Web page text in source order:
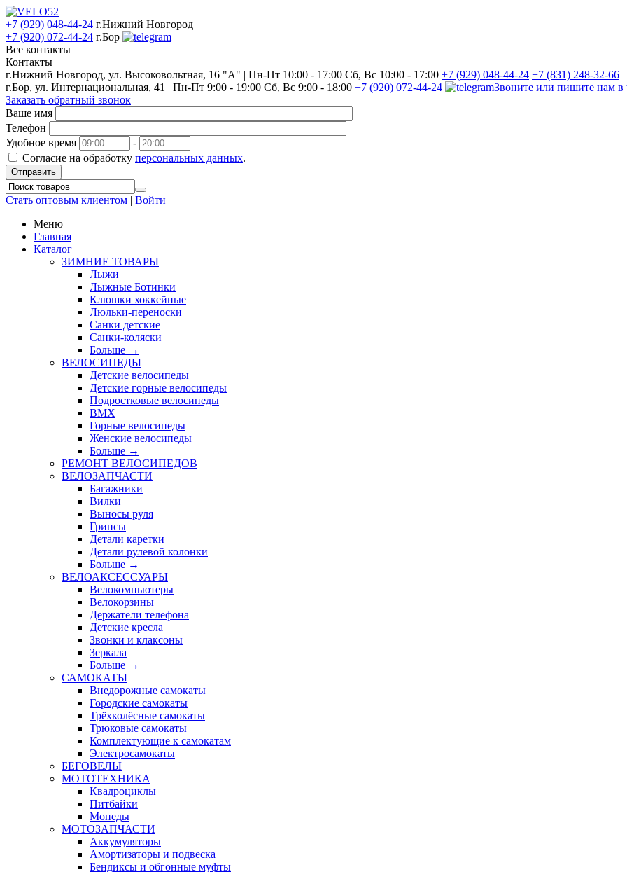
+7 (929) 048-44-24 г.Нижний Новгород
+7 (920) 072-44-24 г.Бор
Все контакты
Контакты
г.Нижний Новгород, ул. Высоковольтная, 16 "А" | Пн-Пт 10:00 - 17:00 Сб, Вс 10:00 - 17:00 +7 (929) 048-44-24 +7 (831) 248-32-66
г.Бор, ул. Интернациональная, 41 | Пн-Пт 9:00 - 19:00 Сб, Вс 9:00 - 18:00 +7 (920) 072-44-24
Звоните или пишите нам в
Заказать обратный звонок
Ваше имя
Телефон
Удобное время
-
Согласие на обработку персональных данных.
Отправить
Стать оптовым клиентом | Войти
Меню
Главная
Каталог
ЗИМНИЕ ТОВАРЫ
Лыжи
Лыжные Ботинки
Клюшки хоккейные
Люльки-переноски
Санки детские
Санки-коляски
Больше →
ВЕЛОСИПЕДЫ
Детские велосипеды
Детские горные велосипеды
Подростковые велосипеды
BMX
Горные велосипеды
Женские велосипеды
Больше →
РЕМОНТ ВЕЛОСИПЕДОВ
ВЕЛОЗАПЧАСТИ
Багажники
Вилки
Выносы руля
Грипсы
Детали каретки
Детали рулевой колонки
Больше →
ВЕЛОАКСЕССУАРЫ
Велокомпьютеры
Велокорзины
Держатели телефона
Детские кресла
Звонки и клаксоны
Зеркала
Больше →
САМОКАТЫ
Внедорожные самокаты
Городские самокаты
Трёхколёсные самокаты
Трюковые самокаты
Комплектующие к самокатам
Электросамокаты
БЕГОВЕЛЫ
МОТОТЕХНИКА
Квадроциклы
Питбайки
Мопеды
МОТОЗАПЧАСТИ
Аккумуляторы
Амортизаторы и подвеска
Бендиксы и обгонные муфты